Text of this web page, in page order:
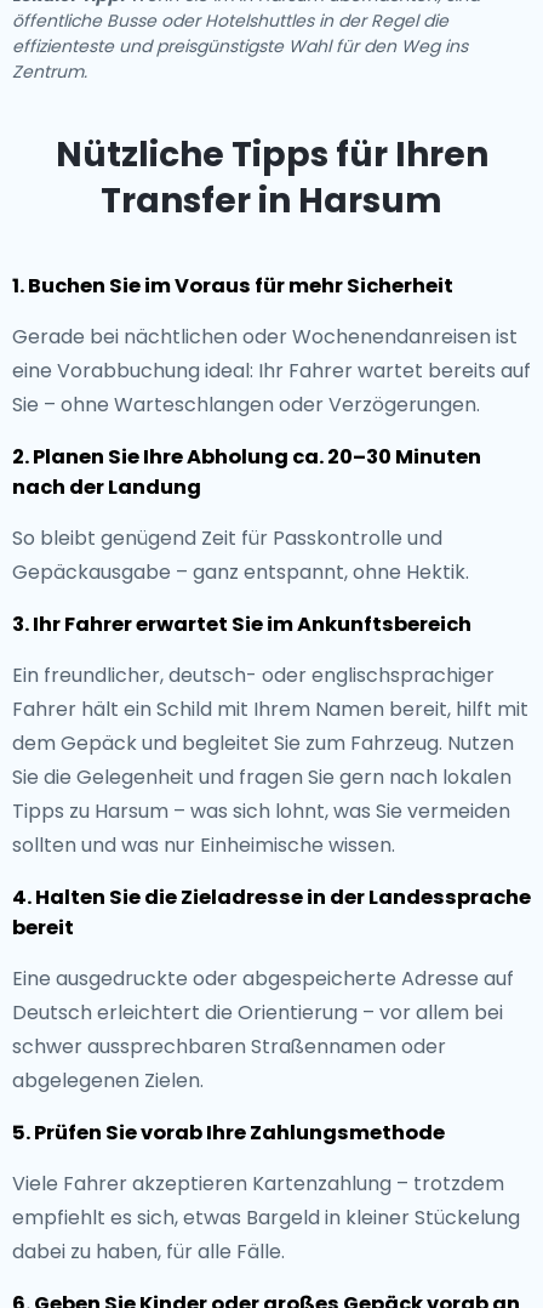
öffentliche Busse oder Hotelshuttles in der Regel die
effizienteste und preisgünstigste Wahl für den Weg ins
Zentrum.
Nützliche Tipps für Ihren
Transfer in Harsum
1. Buchen Sie im Voraus für mehr Sicherheit
Gerade bei nächtlichen oder Wochenendanreisen ist
eine Vorabbuchung ideal: Ihr Fahrer wartet bereits auf
Sie – ohne Warteschlangen oder Verzögerungen.
2. Planen Sie Ihre Abholung ca. 20–30 Minuten
nach der Landung
So bleibt genügend Zeit für Passkontrolle und
Gepäckausgabe – ganz entspannt, ohne Hektik.
3. Ihr Fahrer erwartet Sie im Ankunftsbereich
Ein freundlicher, deutsch- oder englischsprachiger
Fahrer hält ein Schild mit Ihrem Namen bereit, hilft mit
dem Gepäck und begleitet Sie zum Fahrzeug. Nutzen
Sie die Gelegenheit und fragen Sie gern nach lokalen
Tipps zu Harsum – was sich lohnt, was Sie vermeiden
sollten und was nur Einheimische wissen.
4. Halten Sie die Zieladresse in der Landessprache
bereit
Eine ausgedruckte oder abgespeicherte Adresse auf
Deutsch erleichtert die Orientierung – vor allem bei
schwer aussprechbaren Straßennamen oder
abgelegenen Zielen.
5. Prüfen Sie vorab Ihre Zahlungsmethode
Viele Fahrer akzeptieren Kartenzahlung – trotzdem
empfiehlt es sich, etwas Bargeld in kleiner Stückelung
dabei zu haben, für alle Fälle.